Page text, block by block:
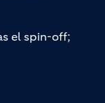
el spin-off;